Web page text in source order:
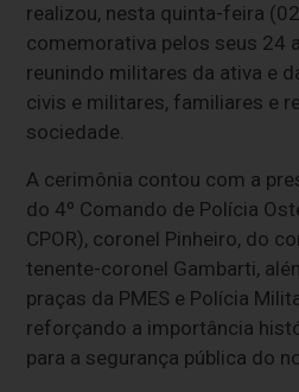
realizou, nesta quinta-feira
comemorativa pelos seus 24
reunindo militares da ativa e
civis e militares, familiares e
sociedade.
A cerimônia contou com a
do 4º Comando de Polícia
CPOR), coronel Pinheiro, do
tenente-coronel Gambarti,
praças da PMES e Polícia
reforçando a importância
para a segurança pública do